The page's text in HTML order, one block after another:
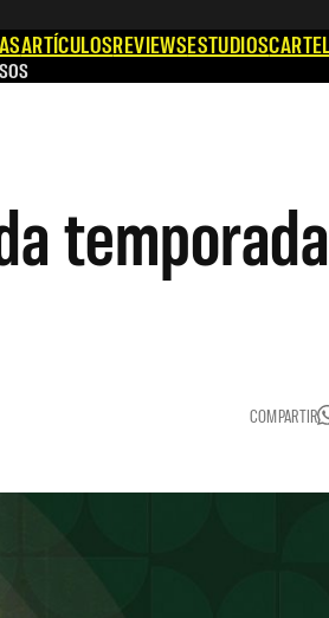
ARTÍCULOSREVIEWSESTUDIOS
temporada
COMPARTIR